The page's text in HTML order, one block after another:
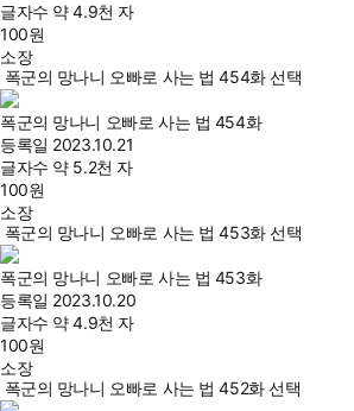
글자수 약 4.9천 자
100원
소장
폭군의 망나니 오빠로 사는 법 454화 선택
폭군의 망나니 오빠로 사는 법 454화
등록일 2023.10.21
글자수 약 5.2천 자
100원
소장
폭군의 망나니 오빠로 사는 법 453화 선택
폭군의 망나니 오빠로 사는 법 453화
등록일 2023.10.20
글자수 약 4.9천 자
100원
소장
폭군의 망나니 오빠로 사는 법 452화 선택